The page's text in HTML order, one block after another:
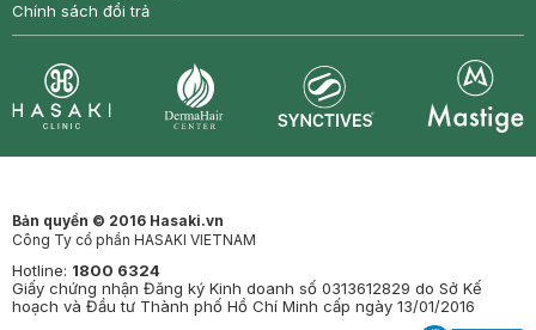
Chính sách đổi trả
Bản quyền © 2016 Hasaki.vn
Công Ty cổ phần HASAKI VIETNAM
Hotline: 1800 6324
Giấy chứng nhận Đăng ký Kinh doanh số 0313612829 do Sở Kế
hoạch và Đầu tư Thành phố Hồ Chí Minh cấp ngày 13/01/2016